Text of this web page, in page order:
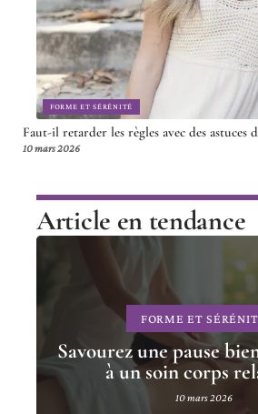
FORME ET SÉRÉNITÉ
Faut-il retarder les règles avec des astuces
10 mars 2026
Article en tendance
FORME ET
Savourez une pause
à un soin corps
10 mars 2026